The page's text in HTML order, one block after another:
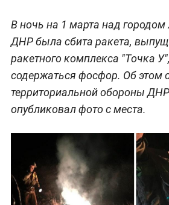
В ночь на 1 марта над
ДНР была сбита ракета,
ракетного комплекса "Точка
содержаться фосфор. Об этом
территориальной обороны
опубликовал фото с места.